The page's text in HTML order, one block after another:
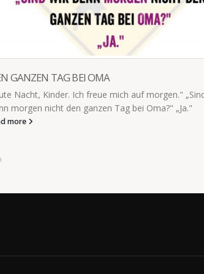
WIR SIND STOLZ AUF EUCH